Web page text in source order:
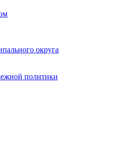
округа
политики